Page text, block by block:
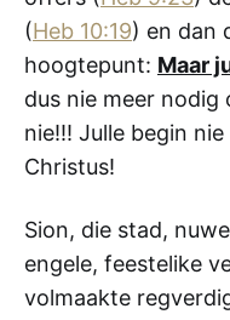
(Heb 10:19) en dan
hoogtepunt: Maar
dus nie meer
nie!!! Julle begin
Christus!
Sion, die stad,
engele, feestelike
volmaakte